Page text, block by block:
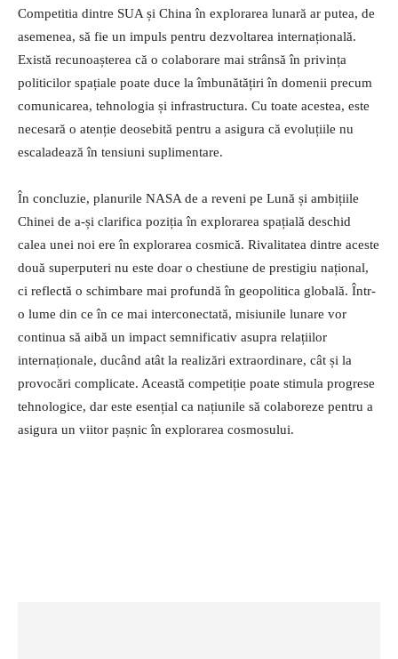
Competitia dintre SUA și China în explorarea lunară ar putea, de
asemenea, să fie un impuls pentru dezvoltarea internațională.
Există recunoașterea că o colaborare mai strânsă în privința
politicilor spațiale poate duce la îmbunătățiri în domenii precum
comunicarea, tehnologia și infrastructura. Cu toate acestea, este
necesară o atenție deosebită pentru a asigura că evoluțiile nu
escaladează în tensiuni suplimentare.
În concluzie, planurile NASA de a reveni pe Lună și ambițiile
Chinei de a-și clarifica poziția în explorarea spațială deschid
calea unei noi ere în explorarea cosmică. Rivalitatea dintre aceste
două superputeri nu este doar o chestiune de prestigiu național,
ci reflectă o schimbare mai profundă în geopolitica globală. Într-
o lume din ce în ce mai interconectată, misiunile lunare vor
continua să aibă un impact semnificativ asupra relațiilor
internaționale, ducând atât la realizări extraordinare, cât și la
provocări complicate. Această competiție poate stimula progrese
tehnologice, dar este esențial ca națiunile să colaboreze pentru a
asigura un viitor pașnic în explorarea cosmosului.